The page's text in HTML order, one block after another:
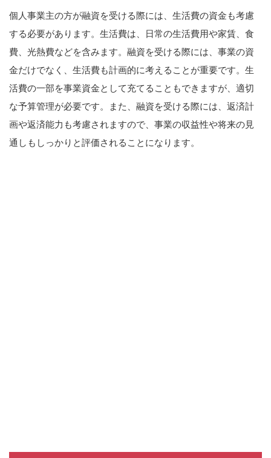
個人事業主の方が融資を受ける際には、生活費の資金も考慮
する必要があります。生活費は、日常の生活費用や家賃、食
費、光熱費などを含みます。融資を受ける際には、事業の資
金だけでなく、生活費も計画的に考えることが重要です。生
活費の一部を事業資金として充てることもできますが、適切
な予算管理が必要です。また、融資を受ける際には、返済計
画や返済能力も考慮されますので、事業の収益性や将来の見
通しもしっかりと評価されることになります。